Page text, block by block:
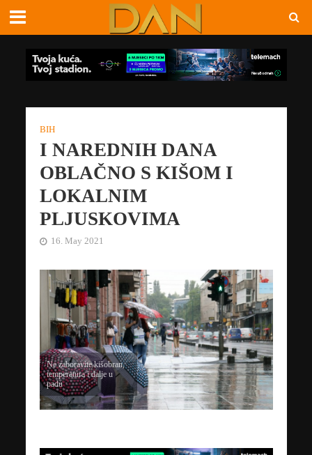
BIH
I NAREDNIH DANA
OBLAČNO S KIŠOM I
LOKALNIM
PLJUSKOVIMA
16. May 2021
Ne zaboravite kišobran,
temperatura i dalje u
padu